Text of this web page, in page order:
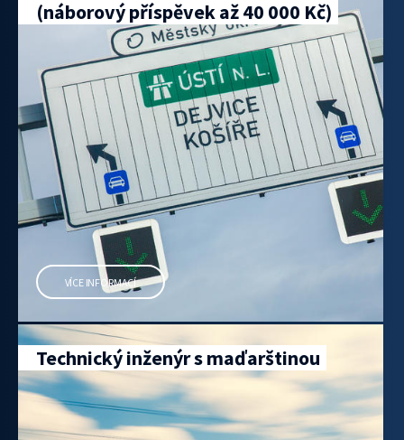
(náborový příspěvek až 40 000 Kč)
VÍCE INFORMACÍ
Technický inženýr s maďarštinou